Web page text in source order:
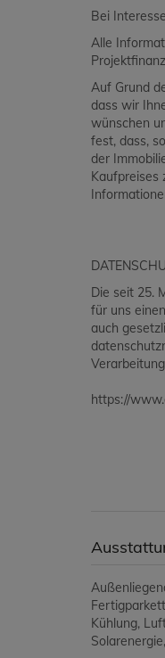
Bei
Alle
Auf Grund
dass wir
wünschen
fest, dass,
der
Kaufpreises
Die seit 25.
für uns
auch
https://
Fertigparkett
Kühlung
Solarenergie